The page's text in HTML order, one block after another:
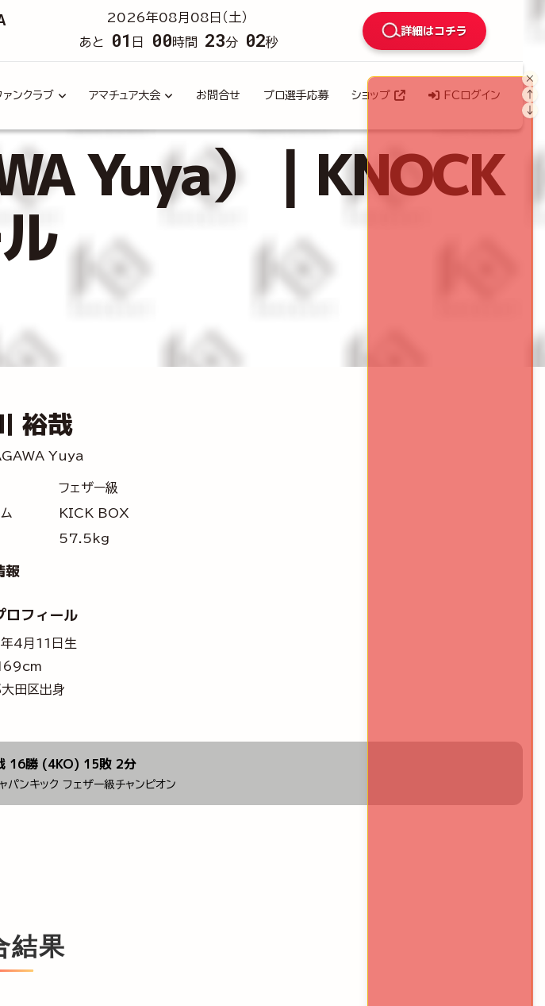
2026年08月08日（土）
あと
01 日 00時間 23分 00秒
詳細はコチラ
ァンクラブ アマチュア大会 お問合せ プロ選手応募 ショップ FCログイン
Yuya）｜KNOCK
裕哉
Yuya
フェザー級
KICK BOX
57.5kg
報
ロフィール
4月11日生
田区出身
16勝 (4KO) 15敗 2分
パンキック フェザー級チャンピオン
結果
×
↑
↓